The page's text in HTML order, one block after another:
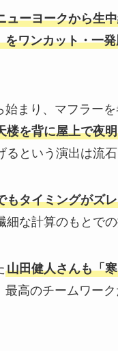
ューヨークから生
をワンカット・一
始まり、マフラー
楼を背に屋上で夜
るという演出は流石
もタイミングがズ
細な計算のもとでの
山田健人さんも「
最高のチームワー